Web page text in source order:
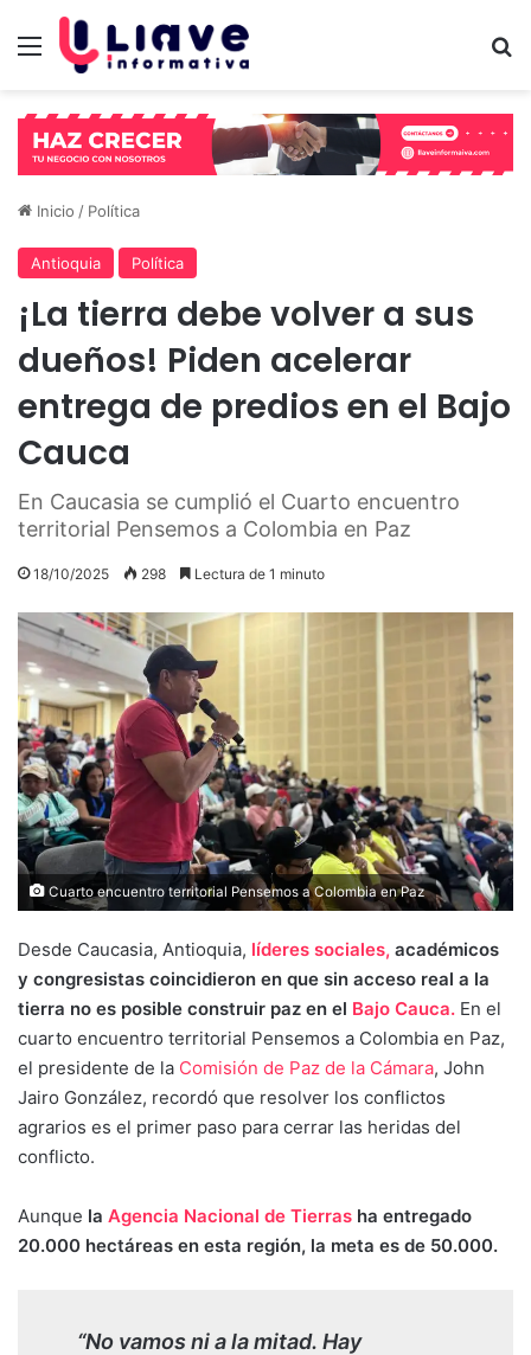
Menú
Inicio / Política
Antioquia Política
¡La tierra debe volver a sus
dueños! Piden acelerar
entrega de predios en el Bajo
Cauca
En Caucasia se cumplió el Cuarto encuentro
territorial Pensemos a Colombia en Paz
18/10/2025 298 Lectura de 1 minuto
Cuarto encuentro territorial Pensemos a Colombia en Paz
Desde Caucasia, Antioquia, líderes sociales, académicos
y congresistas coincidieron en que sin acceso real a la
tierra no es posible construir paz en el Bajo Cauca. En el
cuarto encuentro territorial Pensemos a Colombia en Paz,
el presidente de la Comisión de Paz de la Cámara, John
Jairo González, recordó que resolver los conflictos
agrarios es el primer paso para cerrar las heridas del
conflicto.
Aunque la Agencia Nacional de Tierras ha entregado
20.000 hectáreas en esta región, la meta es de 50.000.
“No vamos ni a la mitad. Hay